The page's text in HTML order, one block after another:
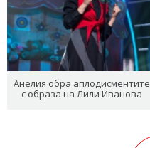
Анелия обра аплодисментите
с образа на Лили Иванова